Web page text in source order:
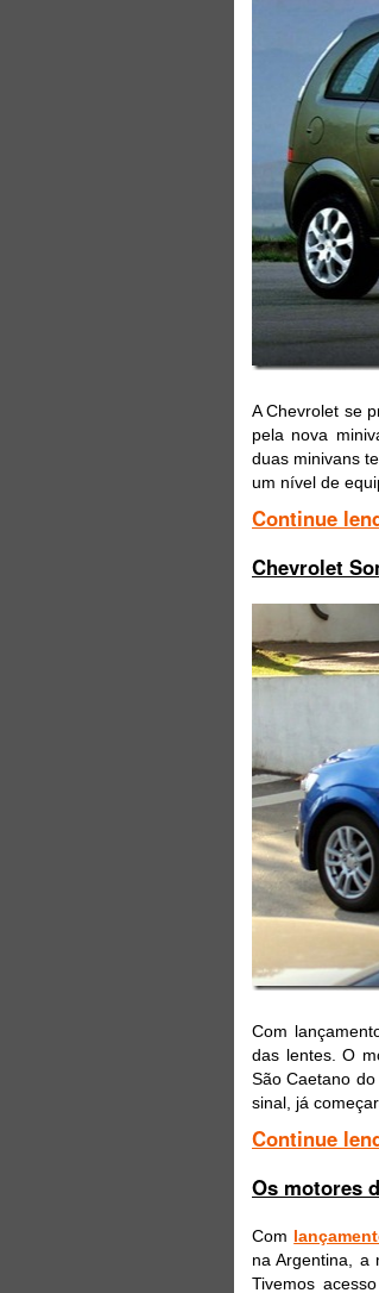
A Chevrolet se
pela nova
duas minivans
um nível de
Continue
Chevrolet
Com
das lentes. O
São Caetano
sinal, já
Continue
Os motores
Com
na Argentina, a
Tivemos acesso